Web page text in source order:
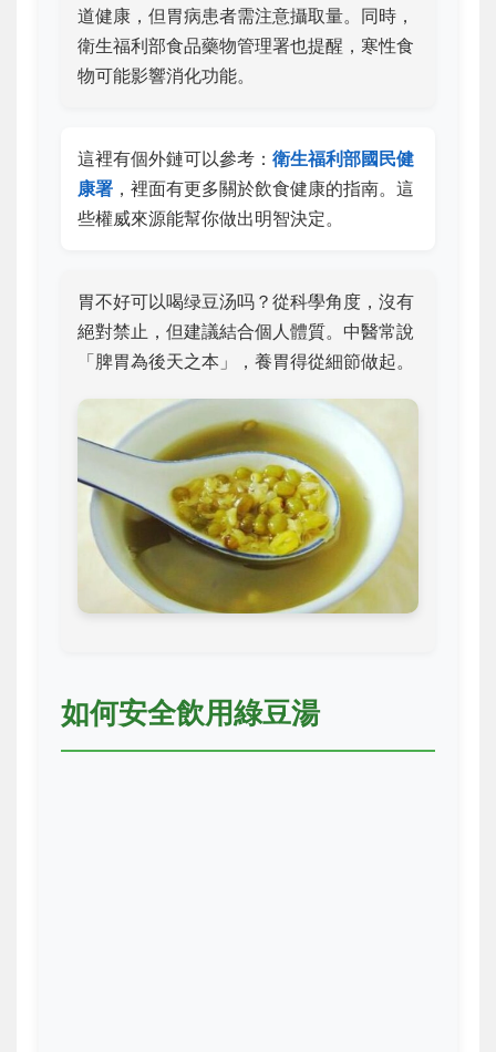
道健康，但胃病患者需注意攝取量。同時，
衛生福利部食品藥物管理署也提醒，寒性食
物可能影響消化功能。
這裡有個外鏈可以參考： 衛生福利部國民健
康署 ，裡面有更多關於飲食健康的指南。這
些權威來源能幫你做出明智決定。
胃不好可以喝绿豆汤吗？從科學角度，沒有
絕對禁止，但建議結合個人體質。中醫常說
「脾胃為後天之本」，養胃得從細節做起。
如何安全飲用綠豆湯